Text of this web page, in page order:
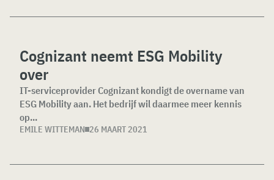
Cognizant neemt ESG Mobility
over
IT-serviceprovider Cognizant kondigt de overname van
ESG Mobility aan. Het bedrijf wil daarmee meer kennis
op...
EMILE WITTEMAN 26 MAART 2021